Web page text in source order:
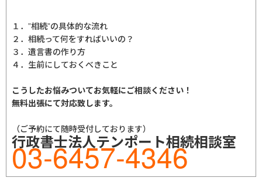
１．”相続”の具体的な流れ
２．相続って何をすればいいの？
３．遺言書の作り方
４．生前にしておくべきこと
こうしたお悩みついてお気軽にご相談ください！
無料出張にて対応致します。
（ご予約にて随時受付しております）
行政書士法人テンポート相続相談室
03-6457-4346